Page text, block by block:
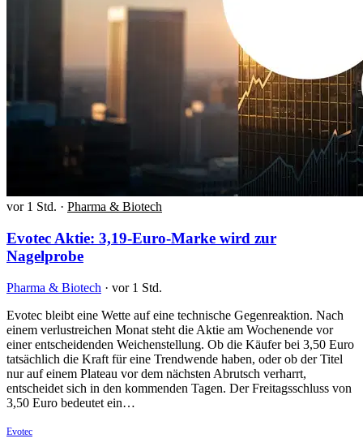
vor 1 Std. · Pharma & Biotech
Evotec Aktie: 3,19-Euro-Marke wird zur
Nagelprobe
Pharma & Biotech · vor 1 Std.
Evotec bleibt eine Wette auf eine technische Gegenreaktion. Nach
einem verlustreichen Monat steht die Aktie am Wochenende vor
einer entscheidenden Weichenstellung. Ob die Käufer bei 3,50 Euro
tatsächlich die Kraft für eine Trendwende haben, oder ob der Titel
nur auf einem Plateau vor dem nächsten Abrutsch verharrt,
entscheidet sich in den kommenden Tagen. Der Freitagsschluss von
3,50 Euro bedeutet ein…
Evotec